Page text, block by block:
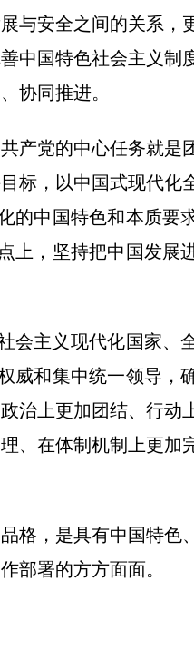
与安全之间的关系，
中国特色社会主义制
协同推进。
产党的中心任务就是
标，以中国式现代化
的中国特色和本质要
上，坚持把中国发展
会主义现代化国家、
威和集中统一领导，
治上更加团结、行动
、在体制机制上更加
格，是具有中国特色
部署的方方面面。